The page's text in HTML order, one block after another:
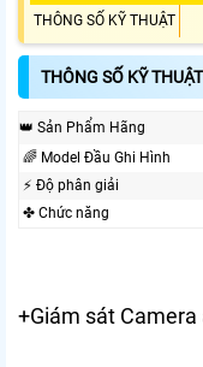
THÔNG SỐ KỸ THUẬT
THÔNG SỐ KỸ
👑 Sản Phẩm Hãng
🌈 Model Đầu Ghi Hình
️⚡ Độ phân giải
✤ Chức năng
+Giám sát Camera